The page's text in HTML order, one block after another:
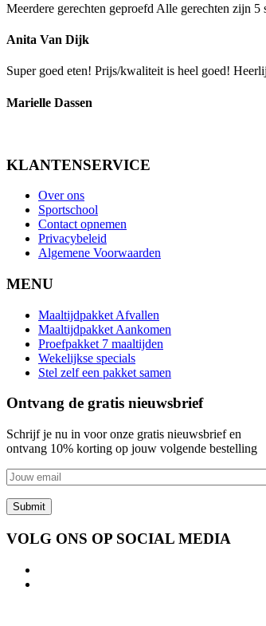
Meerdere gerechten geproefd Alle gerechten zijn
Anita Van Dijk
Super goed eten! Prijs/kwaliteit is heel goed!
Marielle Dassen
KLANTENSERVICE
Over ons
Sportschool
Contact opnemen
Privacybeleid
Algemene Voorwaarden
MENU
Maaltijdpakket Afvallen
Maaltijdpakket Aankomen
Proefpakket 7 maaltijden
Wekelijkse specials
Stel zelf een pakket samen
Ontvang de gratis nieuwsbrief
Schrijf je nu in voor onze gratis nieuwsbrief en
ontvang 10% korting op jouw volgende bestelling
VOLG ONS OP SOCIAL MEDIA